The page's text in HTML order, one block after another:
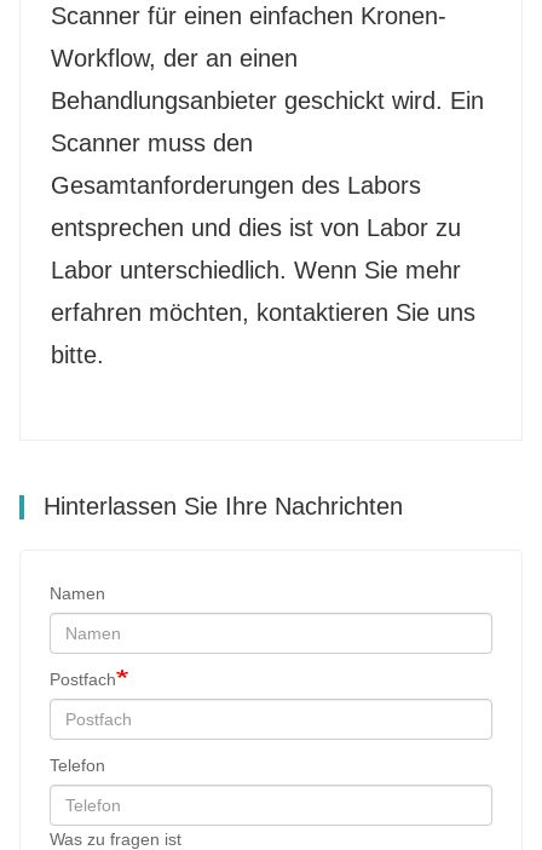
Scanner für einen einfachen Kronen-
Workflow, der an einen
Behandlungsanbieter geschickt wird. Ein
Scanner muss den
Gesamtanforderungen des Labors
entsprechen und dies ist von Labor zu
Labor unterschiedlich. Wenn Sie mehr
erfahren möchten, kontaktieren Sie uns
bitte.
Hinterlassen Sie Ihre Nachrichten
Namen
Postfach
Telefon
Was zu fragen ist